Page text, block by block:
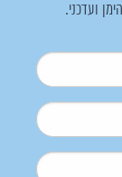
ועדכני.